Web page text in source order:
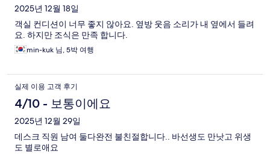
후
기
2025년 12월 18일
객실 컨디션이 너무 좋지 않아요. 옆방 웃음 소리가 내 옆에서 들려
요. 하지만 조식은 만족 합니다.
min-kuk 님, 5박 여행
실제 이용 고객 후기
4/10 - 보통이에요
2025년 12월 29일
데스크 직원 남여 둘다완전 불친절합니다.. 바선생도 만낫고 위생
도 별로애요